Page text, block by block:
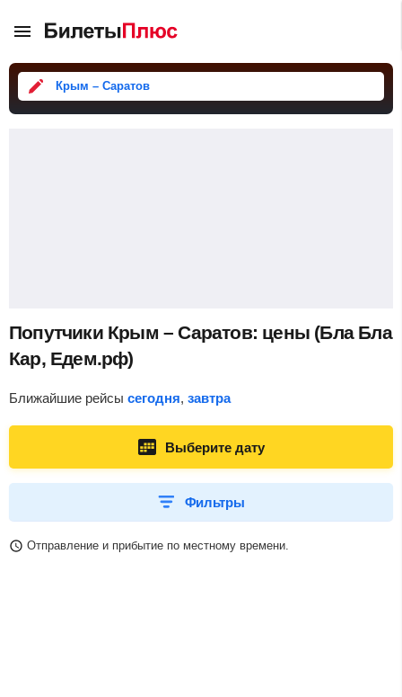
Крым – Саратов
Попутчики Крым – Саратов: цены (Бла Бла
Кар, Едем.рф)
Ближайшие рейсы сегодня, завтра
Выберите дату
Фильтры
Отправление и прибытие по местному времени.